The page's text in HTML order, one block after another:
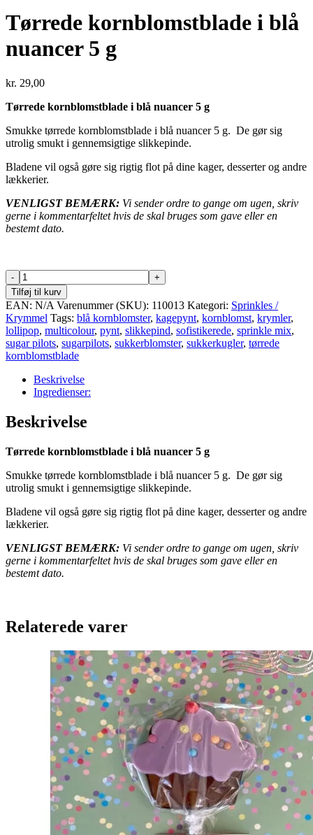
Tørrede kornblomstblade i blå
nuancer 5 g
kr. 29,00
Tørrede kornblomstblade i blå nuancer 5 g
Smukke tørrede kornblomstblade i blå nuancer 5 g. De gør sig
utrolig smukt i gennemsigtige slikkepinde.
Bladene vil også gøre sig rigtig flot på dine kager, desserter og andre
lækkerier.
VENLIGST BEMÆRK: Vi sender ordre to gange om ugen, skriv
gerne i kommentarfeltet hvis de skal bruges som gave eller en
bestemt dato.
Tørrede
kornblomstblade
i
blå
nuancer
5
g
antal
Tilføj til kurv
EAN: N/A Varenummer (SKU): 110013 Kategori: Sprinkles /
Krymmel Tags: blå kornblomster, kagepynt, kornblomst, krymler,
lollipop, multicolour, pynt, slikkepind, sofistikerede, sprinkle mix,
sugar pilots, sugarpilots, sukkerblomster, sukkerkugler, tørrede
kornblomstblade
Beskrivelse
Ingredienser:
Beskrivelse
Tørrede kornblomstblade i blå nuancer 5 g
Smukke tørrede kornblomstblade i blå nuancer 5 g. De gør sig
utrolig smukt i gennemsigtige slikkepinde.
Bladene vil også gøre sig rigtig flot på dine kager, desserter og andre
lækkerier.
VENLIGST BEMÆRK: Vi sender ordre to gange om ugen, skriv
gerne i kommentarfeltet hvis de skal bruges som gave eller en
bestemt dato.
Relaterede varer